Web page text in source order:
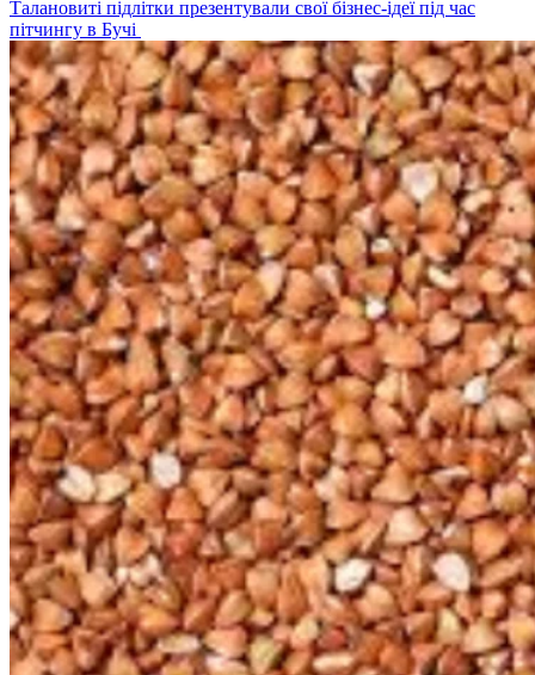
Талановиті підлітки презентували свої бізнес-ідеї під час
пітчингу в Бучі